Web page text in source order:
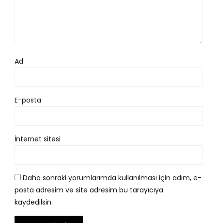
Ad
E-posta
İnternet sitesi
Daha sonraki yorumlarımda kullanılması için adım, e-
posta adresim ve site adresim bu tarayıcıya
kaydedilsin.